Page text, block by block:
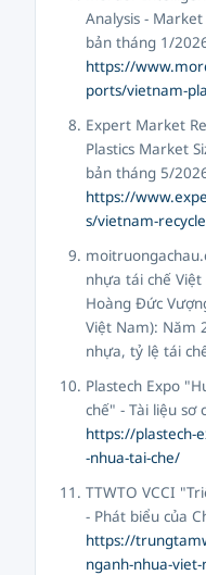
Analysis -
bản tháng 1/
https://
ports/vietnam-
Expert Market
Plastics Market
bản tháng 5/
https://
s/vietnam-
nhựa tái chế
Hoàng Đức
Việt Nam): Năm
nhựa, tỷ lệ tái
Plastech Expo
chế" - Tài liệu sơ
https://plastech-
-nhua-tai-che/
TTWTO VCCI
- Phát biểu của
https://
nganh-nhua-viet-